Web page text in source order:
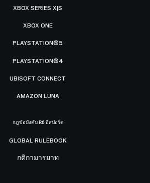
XBOX SERIES X|S
XBOX ONE
PLAYSTATION®5
PLAYSTATION®4
UBISOFT CONNECT
AMAZON LUNA
กฎข้อบังคับ R6 อีสปอร์ต
GLOBAL RULEBOOK
กติกามารยาท